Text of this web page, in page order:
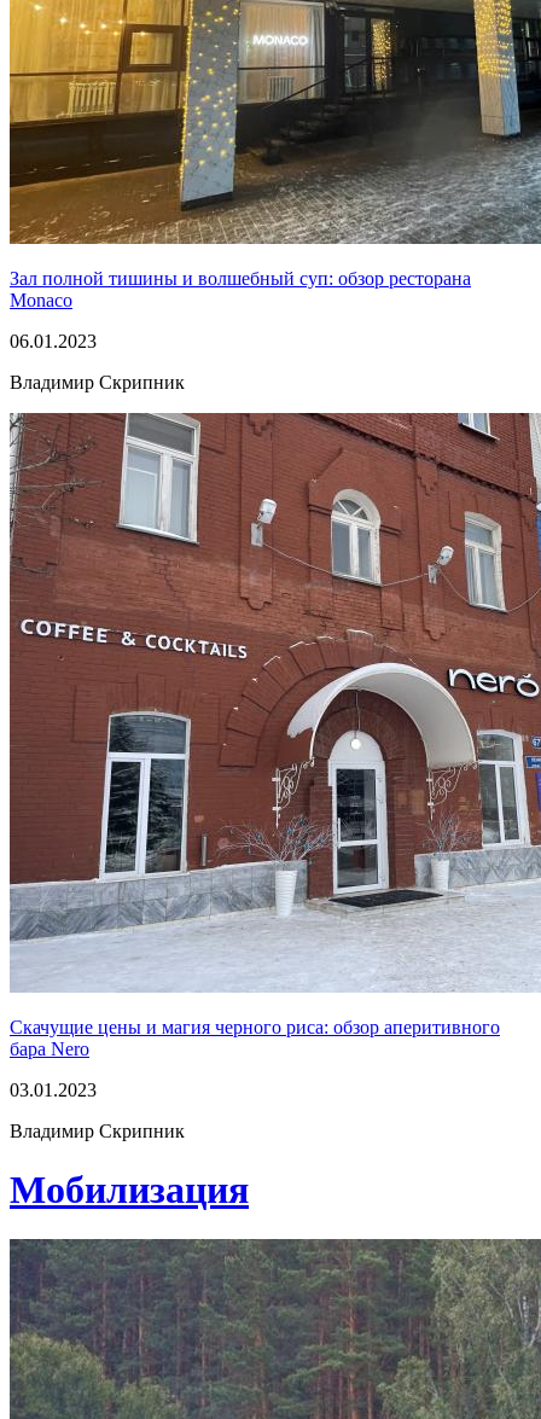
Зал полной тишины и волшебный суп: обзор ресторана
Monaco
06.01.2023
Владимир Скрипник
Скачущие цены и магия черного риса: обзор аперитивного
бара Nero
03.01.2023
Владимир Скрипник
Мобилизация